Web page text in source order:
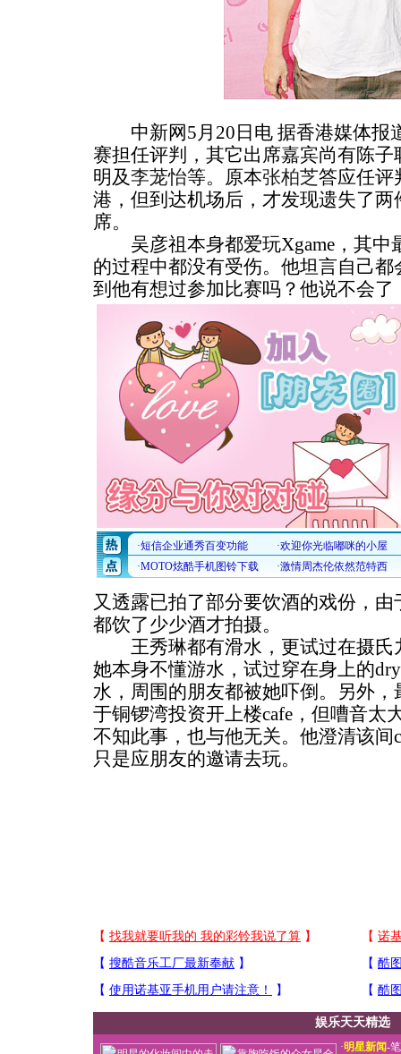
中新网5月20日电 据香港媒体报
赛担任评判，其它出席嘉宾尚有陈子
明及李茏怡等。原本张柏芝答应任评
港，但到达机场后，才发现遗失了
席。
吴彦祖本身都爱玩Xgame，其中
的过程中都没有受伤。他坦言自己
到他有想过参加比赛吗？他说不会
又透露已拍了部分要饮酒的戏份，
都饮了少少酒才拍摄。
王秀琳都有滑水，更试过在摄氏
她本身不懂游水，试过穿在身上的
水，周围的朋友都被她吓倒。另外
于铜锣湾投资开上楼cafe，但嘈音太
不知此事，也与他无关。他澄清该间
只是应朋友的邀请去玩。
娱乐天天精选
·明星新闻-